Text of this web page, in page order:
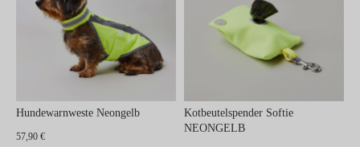
Hundewarnweste Neongelb
57,90 €
Kotbeutelspender Softie
NEONGELB